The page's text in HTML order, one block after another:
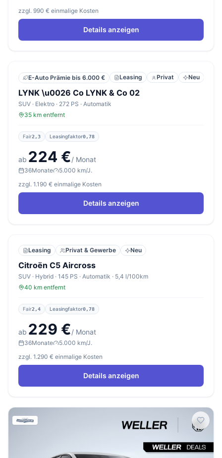
zzgl. 990 € einmalige Kosten
Details anzeigen
E-Auto Prämie bis 6.000 € Leasing Privat Neu
LYNK \u0026 Co LYNK & Co 02
SUV · Elektro · 272 PS · Automatik
35 km entfernt
Fair2,3 Leasingfaktor0,78
ab 224 €/ Monat
36Monate
5.000 km/J.
zzgl. 1.190 € einmalige Kosten
Details anzeigen
Leasing Privat & Gewerbe Neu
Citroën C5 Aircross
SUV · Hybrid · 145 PS · Automatik · 5,4 l/100km
40 km entfernt
Fair2,4 Leasingfaktor0,78
ab 229 €/ Monat
36Monate
5.000 km/J.
zzgl. 1.290 € einmalige Kosten
Details anzeigen